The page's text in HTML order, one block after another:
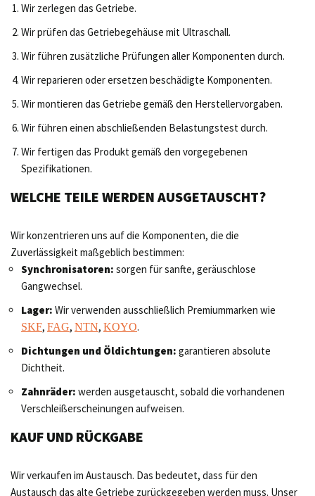
Wir zerlegen das Getriebe.
Wir prüfen das Getriebegehäuse mit Ultraschall.
Wir führen zusätzliche Prüfungen aller Komponenten durch.
Wir reparieren oder ersetzen beschädigte Komponenten.
Wir montieren das Getriebe gemäß den Herstellervorgaben.
Wir führen einen abschließenden Belastungstest durch.
Wir fertigen das Produkt gemäß den vorgegebenen
Spezifikationen.
WELCHE TEILE WERDEN AUSGETAUSCHT?
Wir konzentrieren uns auf die Komponenten, die die
Zuverlässigkeit maßgeblich bestimmen:
Synchronisatoren: sorgen für sanfte, geräuschlose
Gangwechsel.
Lager: Wir verwenden ausschließlich Premiummarken wie
SKF, FAG, NTN, KOYO.
Dichtungen und Öldichtungen: garantieren absolute
Dichtheit.
Zahnräder: werden ausgetauscht, sobald die vorhandenen
Verschleißerscheinungen aufweisen.
KAUF UND RÜCKGABE
Wir verkaufen im Austausch. Das bedeutet, dass für den
Austausch das alte Getriebe zurückgegeben werden muss. Unser